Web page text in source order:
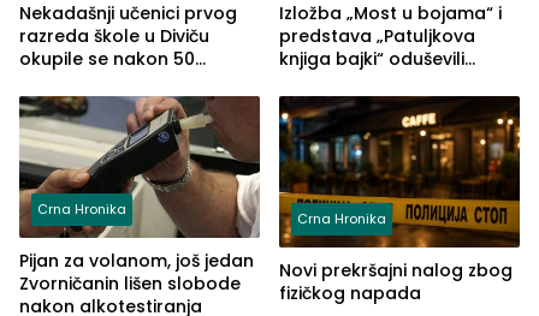
Nekadašnji učenici prvog
razreda škole u Diviču
okupile se nakon 50
Pašić im održao čas
(FOTO)
Izložba „Most u bojama“ i
predstava „Patuljkova
knjiga bajki“ oduševili
Crna Hronika
Pijan za volanom, još jedan
Zvorničanin lišen slobode
nakon alkotestiranja
Crna Hronika
Novi prekršajni nalog zbog
fizičkog napada